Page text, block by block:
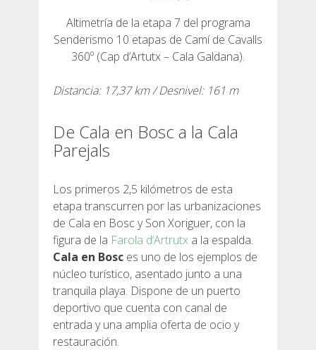
RESEÑAS
CATALÀ
ENGLISH
FRANÇAIS
Altimetría de la etapa 7 del programa
Senderismo 10 etapas de Camí de Cavalls
360º (Cap d’Artutx – Cala Galdana).
Distancia: 17,37 km / Desnivel: 161 m
De Cala en Bosc a la Cala
Parejals
Los primeros 2,5 kilómetros de esta
etapa transcurren por las urbanizaciones
de Cala en Bosc y Son Xoriguer, con la
figura de la Farola d’Artrutx a la espalda.
Cala en Bosc es uno de los ejemplos de
núcleo turístico, asentado junto a una
tranquila playa. Dispone de un puerto
deportivo que cuenta con canal de
entrada y una amplia oferta de ocio y
restauración.